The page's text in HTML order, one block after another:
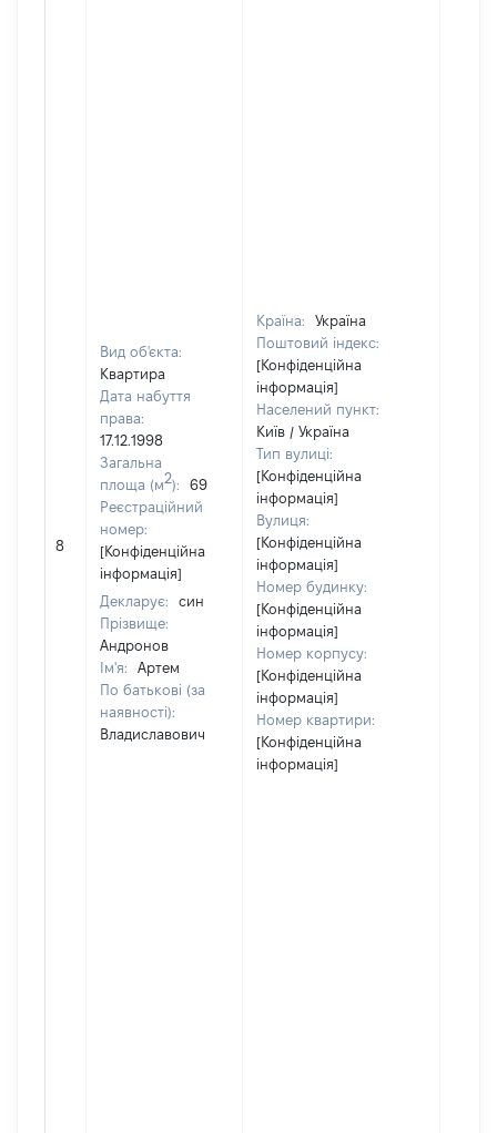
8
Вид об'єкта:
Квартира
Дата набуття
права:
17.12.1998
Загальна
площа (м2):
69
Реєстраційний
номер:
[Конфіденційна
інформація]
Декларує:
син
Прізвище:
Андронов
Ім'я:
Артем
По батькові (за
наявності):
Владиславович
Країна:
Україна
Поштовий індекс:
[Конфіденційна
інформація]
Населений пункт:
Київ / Україна
Тип вулиці:
[Конфіденційна
інформація]
Вулиця:
[Конфіденційна
інформація]
Номер будинку:
[Конфіденційна
інформація]
Номер корпусу:
[Конфіденційна
інформація]
Номер квартири:
[Конфіденційна
інформація]